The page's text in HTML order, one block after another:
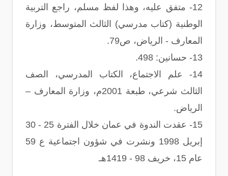
12-
متفق عليه، وهذا لفظ مسلم، راجع التربية
الوطنية (كتاب مدرسي) الثالث المتوسط، وزارة
المعارف - الرياض، ص79.
13-
حسانين: 498.
14-
علم الاجتماع، الكتاب المدرسي، الصف
الثالث شرعي، طبعة 2001م، وزارة المعارف –
الرياض.
15-
عقدت الندوة في عمان خلال الفترة 25 - 30
إبريل 1998 ونشرت في شؤون اجتماعية ع 59
عام 15، خريف 98 - 1419هـ